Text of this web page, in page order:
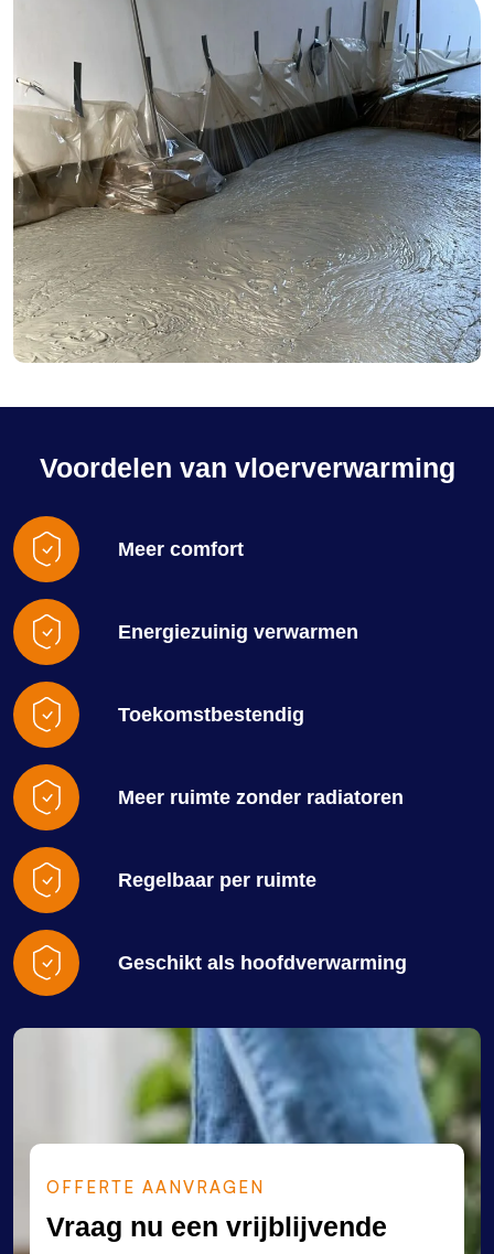
Voordelen van vloerverwarming
Meer comfort
Energiezuinig verwarmen
Toekomstbestendig
Meer ruimte zonder radiatoren
Regelbaar per ruimte
Geschikt als hoofdverwarming
OFFERTE AANVRAGEN
Vraag nu een vrijblijvende